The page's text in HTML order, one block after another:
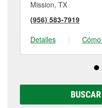
Mission, TX
(956) 583-7919
Detalles
|